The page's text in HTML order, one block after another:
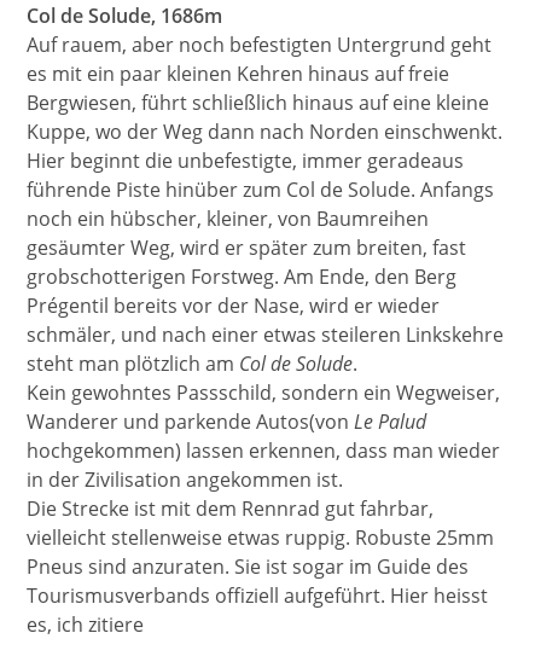
Col de Solude, 1686m
Auf rauem, aber noch befestigten Untergrund geht
es mit ein paar kleinen Kehren hinaus auf freie
Bergwiesen, führt schließlich hinaus auf eine kleine
Kuppe, wo der Weg dann nach Norden einschwenkt.
Hier beginnt die unbefestigte, immer geradeaus
führende Piste hinüber zum Col de Solude. Anfangs
noch ein hübscher, kleiner, von Baumreihen
gesäumter Weg, wird er später zum breiten, fast
grobschotterigen Forstweg. Am Ende, den Berg
Prégentil bereits vor der Nase, wird er wieder
schmäler, und nach einer etwas steileren Linkskehre
steht man plötzlich am Col de Solude.
Kein gewohntes Passschild, sondern ein Wegweiser,
Wanderer und parkende Autos(vonLe Palud
hochgekommen) lassen erkennen, dass man wieder
in der Zivilisation angekommen ist.
Die Strecke ist mit dem Rennrad gut fahrbar,
vielleicht stellenweise etwas ruppig. Robuste 25mm
Pneus sind anzuraten. Sie ist sogar im Guide des
Tourismusverbands offiziell aufgeführt. Hier heisst
es, ich zitiere